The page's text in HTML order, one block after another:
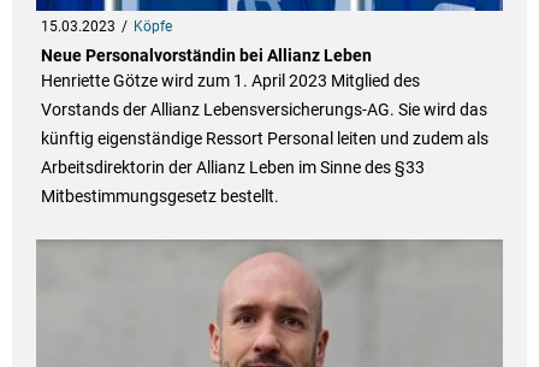
15.03.2023 Köpfe
Neue Personalvorständin bei Allianz Leben
Henriette Götze wird zum 1. April 2023 Mitglied des
Vorstands der Allianz Lebensversicherungs-AG. Sie wird das
künftig eigenständige Ressort Personal leiten und zudem als
Arbeitsdirektorin der Allianz Leben im Sinne des §33
Mitbestimmungsgesetz bestellt.